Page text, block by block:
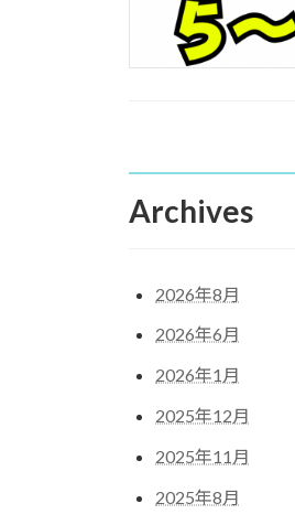
Archives
2026年8月
2026年6月
2026年1月
2025年12月
2025年11月
2025年8月